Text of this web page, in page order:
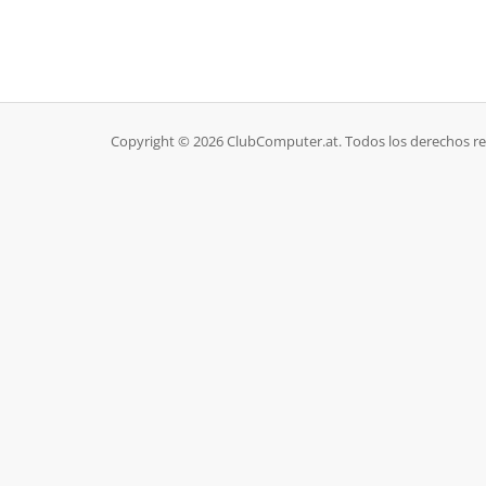
Copyright © 2026 ClubComputer.at. Todos los derechos